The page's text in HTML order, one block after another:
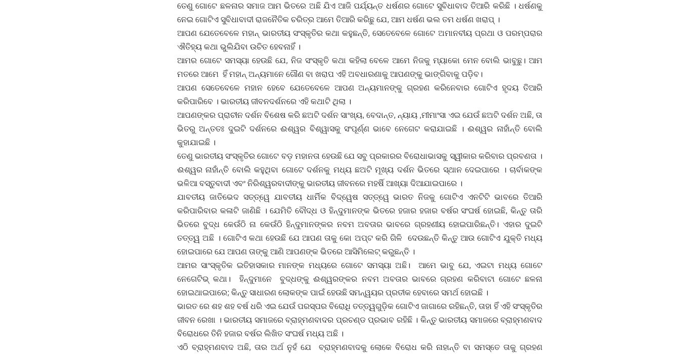
ତେଣୁ ଗୋଟେ ଛଳନାର ସମାଜ ଆମ ଭିତରେ ଅଛି ଯିଏ ଆଜି ପର୍ଯ୍ୟନ୍ତ ଧର୍ଷଣର ଗୋଟେ ସୁବିଧାବାଦ ତିଆରି କରିଛି । ଧର୍ଷଣକୁ
ନେଇ ଗୋଟିଏ ସୁବିଧାବାଦୀ ରାଜନୈତିକ ଚରିତ୍ର ଆମେ ତିଆରି କରିଛୁ ଯେ, ଆମ ଧର୍ଷଣ ଭଲ ତମ ଧର୍ଷଣ ଖରାପ୍ ।
ଆପଣ ଯେତେବେଳେ ମହାନ୍ ଭାରତୀୟ ସଂସ୍କୃତିର କଥା କହୁଛନ୍ତି, ସେତେବେଳେ ଗୋଟେ ଅମାନବୀୟ ପ୍ରଥା ଓ ପରମ୍ପରାର
ଐତିହ୍ୟ କଥା ଭୁଲିଯିବା ଉଚିତ ହେବନାହିଁ ।
ଆମର ଗୋଟେ ସମସ୍ୟା ହେଉଛି ଯେ, ନିଜ ସଂସ୍କୃତି କଥା କହିଲା ବେଳେ ଆମେ ନିଜକୁ ମ୍ୟାକୋ ମେନ ବୋଲି ଭାବୁଛୁ। ଆମ
ମତରେ ଆମେ ହିଁ ମହାନ୍ ଅନ୍ୟମାନେ ଗୌଣ ବା ଖରାପ ଏହି ଅବଧାରଣାକୁ ଆପଣଙ୍କୁ ଭାଙ୍ଗିବାକୁ ପଡ଼ିବ।
ଆପଣ ସେତେବେଳେ ମହାନ ହେବେ ଯେତେବେଳେ ଆପଣ ଅନ୍ୟମାନଙ୍କୁ ଗ୍ରହଣ କରିନେବାର ଗୋଟିଏ ହୃଦୟ ତିଆରି
କରିପାରିବେ । ଭାରତୀୟ ଜୀବନଦର୍ଶନରେ ଏହି କଥାଟି ଥିଲା ।
ଆପଣଙ୍କର ପ୍ରାଚୀନ ଦର୍ଶନ ବିଶେଷ କରି ଛଅଟି ଦର୍ଶନ ସାଂଖ୍ୟ, ବେଦାନ୍ତ, ନ୍ୟାୟ ,ମୀମାଂସା ଏଇ ଯେଉଁ ଛଅଟି ଦର୍ଶନ ଅଛି, ତା
ଭିତରୁ ଅନ୍ତତଃ ଦୁଇଟି ଦର୍ଶନରେ ଈଶ୍ୱର ବିଶ୍ୱାସକୁ ସଂପୂର୍ଣ୍ଣ ଭାବେ ନେଗେଟ କରାଯାଇଛି । ଈଶ୍ୱର ନାହାଁନ୍ତି ବୋଲି
କୁହାଯାଇଛି ।
ତେଣୁ ଭାରତୀୟ ସଂସ୍କୃତିର ଗୋଟେ ବଡ଼ ମହାନତା ହେଉଛି ଯେ ସବୁ ପ୍ରକାରର ବିରୋଧାଭାସକୁ ସ୍ୱୀକାର କରିବାର ପ୍ରବଣତା ।
ଈଶ୍ୱର ନାହାଁନ୍ତି ବୋଲି କହୁଥିବା ଗୋଟେ ଦର୍ଶନକୁ ମଧ୍ୟ ଛଅଟି ମୂଖ୍ୟ ଦର୍ଶନ ଭିତରେ ସ୍ଥାନ ଦେଇପାରେ । ଚାର୍ବାକଙ୍କ
ଭଳିଆ ବସ୍ତୁବାଦୀ ଏବଂ ନିରିଶ୍ୱରବାଦୀଙ୍କୁ ଭାରତୀୟ ଜୀବନରେ ମହର୍ଷି ଆଖ୍ୟା ଦିଆଯାଇପାରେ ।
ଯାବତୀୟ ଜାତିଭେଦ ସତ୍ତ୍ୱେ ଯାବତୀୟ ଧାର୍ମିକ ବିଦ୍ୱେଷ ସତ୍ତ୍ୱେ ଭାରତ ନିଜକୁ ଗୋଟିଏ ଏନଟିଟି ଭାବରେ ତିଆରି
କରିପାରିବାର କଳାଟି ଜାଣିଛି । ଯେମିତି ବୌଦ୍ଧ ଓ ହିନ୍ଦୁମାନଙ୍କ ଭିତରେ ହଜାର ହଜାର ବର୍ଷର ସଂଘର୍ଷ ହୋଇଛି, କିନ୍ତୁ ତାରି
ଭିତରେ ବୁଦ୍ଧ କେଉଁଠି ନା କେଉଁଠି ହିନ୍ଦୁମାନଙ୍କର ନବମ ଅବତାର ଭାବରେ ଗ୍ରହଣୀୟ ହୋଇପାରିଛନ୍ତି। ଏହାର ଦୁଇଟି
ତତ୍ତ୍ୱ ଅଛି । ଗୋଟିଏ କଥା ହେଉଛି ଯେ ଆପଣ ତାକୁ କୋ ଅପ୍ଟ କରି ଗିଳି ଦେଉଛନ୍ତି କିନ୍ତୁ ଆଉ ଗୋଟିଏ ଯୁକ୍ତି ମଧ୍ୟ
ହୋଇପାରେ ଯେ ଆପଣ ତାଙ୍କୁ ଆଣି ଆପଣଙ୍କ ଭିତରେ ଆସିମିଲେଟ୍ କରୁଛନ୍ତି ।
ଆମର ସାଂସ୍କୃତିକ ଇତିହାସକାର ମାନଙ୍କ ମଧ୍ୟରେ ଗୋଟେ ସମସ୍ୟା ଅଛି। ଆମେ ଭାବୁ ଯେ, ଏଇଟା ମଧ୍ୟ ଗୋଟେ
ନେଗେଟିଭ୍ କଥା। ହିନ୍ଦୁମାନେ ବୁଦ୍ଧଙ୍କୁ ଈଶ୍ୱରଙ୍କର ନବମ ଅବତାର ଭାବରେ ଗ୍ରହଣ କରିବାଟା ଗୋଟେ ଛଳନା
ହୋଇଥାଇପାରେ; କିନ୍ତୁ ସାଧାରଣ ଲୋକଙ୍କ ପାଇଁ ହେଉଛି ସମନ୍ୱୟର ପ୍ରତୀକ ହେବାରେ ସମର୍ଥ ହୋଇଛି ।
ଭାରତ ରେ ଶହ ଶହ ବର୍ଷ ଧରି ଏଇ ଯେଉଁ ପରସ୍ପର ବିରୋଧି ତତ୍ତ୍ୱଗୁଡ଼ିକ ଗୋଟିଏ ଜାଗାରେ ରହିଛନ୍ତି, ତାହା ହିଁ ଏହି ସଂସ୍କୃତିର
ଜୀବନ ରେଖା । ଭାରତୀୟ ସମାଜରେ ବ୍ରାହ୍ମଣବାଦର ପ୍ରଚଣ୍ଡ ପ୍ରଭାବ ରହିଛି । କିନ୍ତୁ ଭାରତୀୟ ସମାଜରେ ବ୍ରାହ୍ମଣବାଦ
ବିରୋଧରେ ତିନି ହଜାର ବର୍ଷର ଲିଖିତ ସଂଘର୍ଷ ମଧ୍ୟ ଅଛି ।
ଏଠି ବ୍ରାହ୍ମଣବାଦ ଅଛି, ତାର ଅର୍ଥ ନୁହଁ ଯେ ବ୍ରାହ୍ମଣବାଦକୁ ଲୋକେ ବିରୋଧ କରି ନାହାନ୍ତି ବା ସମସ୍ତେ ତାକୁ ଗ୍ରହଣ